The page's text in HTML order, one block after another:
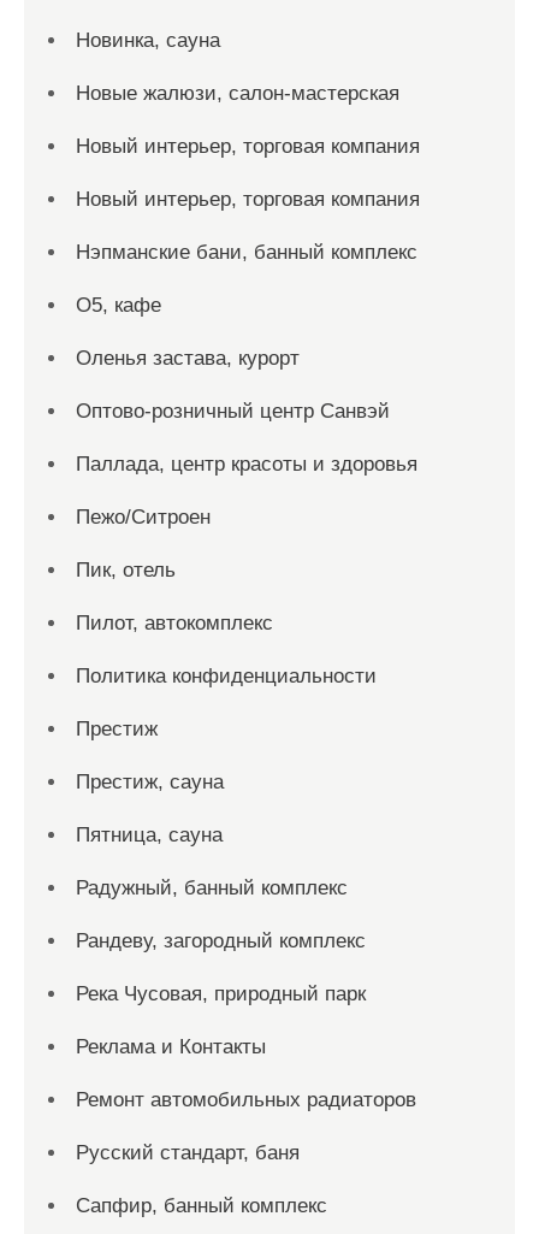
Новинка, сауна
Новые жалюзи, салон-мастерская
Новый интерьер, торговая компания
Новый интерьер, торговая компания
Нэпманские бани, банный комплекс
О5, кафе
Оленья застава, курорт
Оптово-розничный центр Санвэй
Паллада, центр красоты и здоровья
Пежо/Ситроен
Пик, отель
Пилот, автокомплекс
Политика конфиденциальности
Престиж
Престиж, сауна
Пятница, сауна
Радужный, банный комплекс
Рандеву, загородный комплекс
Река Чусовая, природный парк
Реклама и Контакты
Ремонт автомобильных радиаторов
Русский стандарт, баня
Сапфир, банный комплекс